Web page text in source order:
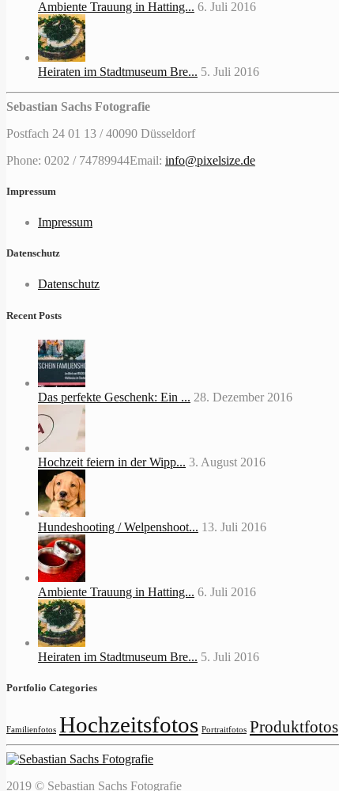
Ambiente Trauung in Hatting... 6. Juli 2016
Heiraten im Stadtmuseum Bre... 5. Juli 2016
Sebastian Sachs Fotografie
Postfach 24 01 13 / 40090 Düsseldorf
Phone: 0202 / 74789944Email: info@pixelsize.de
Impressum
Impressum
Datenschutz
Datenschutz
Recent Posts
Das perfekte Geschenk: Ein ... 28. Dezember 2016
Hochzeit feiern in der Wipp... 3. August 2016
Hundeshooting / Welpenshoot... 13. Juli 2016
Ambiente Trauung in Hatting... 6. Juli 2016
Heiraten im Stadtmuseum Bre... 5. Juli 2016
Portfolio Categories
Familienfotos Hochzeitsfotos Portraitfotos Produktfotos
2019 © Sebastian Sachs Fotografie